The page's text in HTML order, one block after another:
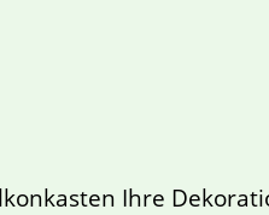
Ihre